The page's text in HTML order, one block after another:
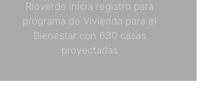
Rioverde inicia registro para
programa de Vivienda para el
Bienestar con 630 casas
proyectadas